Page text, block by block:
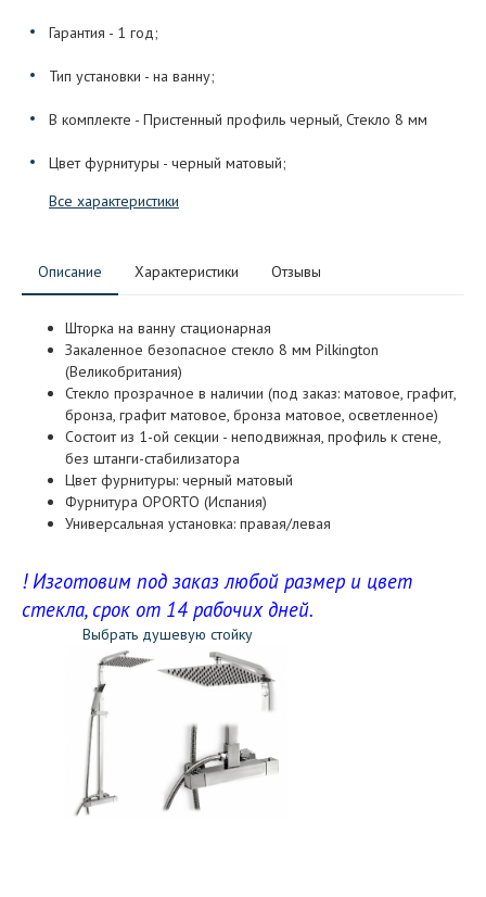
Гарантия - 1 год;
Тип установки - на ванну;
В комплекте - Пристенный профиль черный, Стекло 8 мм
Цвет фурнитуры - черный матовый;
Все характеристики
Описание Характеристики Отзывы
Шторка на ванну стационарная
Закаленное безопасное стекло 8 мм Pilkington
(Великобритания)
Стекло прозрачное в наличии (под заказ: матовое, графит,
бронза, графит матовое, бронза матовое, осветленное)
Состоит из 1-ой секции - неподвижная, профиль к стене,
без штанги-стабилизатора
Цвет фурнитуры: черный матовый
Фурнитура OPORTO (Испания)
Универсальная установка: правая/левая
! Изготовим под заказ любой размер и цвет
стекла, срок от 14 рабочих дней.
Выбрать душевую стойку